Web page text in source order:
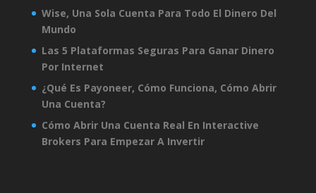
Wise, Una Sola Cuenta Para Todo El Dinero Del
Mundo
Las 5 Plataformas Seguras Para Ganar Dinero
Por Internet
¿Qué Es Payoneer, Cómo Funciona, Cómo Abrir
Una Cuenta?
Cómo Abrir Una Cuenta Real En Interactive
Brokers Para Empezar A Invertir